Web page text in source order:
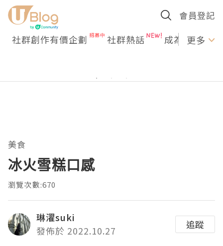
會員登記
社群創作有價企劃 社群熱話 成為U更多
美食
冰火雪糕口感
瀏覽次數:670
琳濯suki
發佈於 2022.10.27
追蹤